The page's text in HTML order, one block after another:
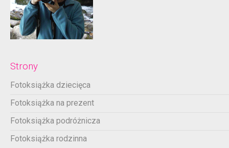
Strony
Fotoksiążka dziecięca
Fotoksiążka na prezent
Fotoksiążka podróżnicza
Fotoksiążka rodzinna